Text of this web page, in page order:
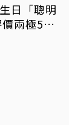
日「聰明
兩極5大